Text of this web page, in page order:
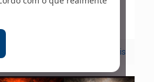
1)
Leia mais